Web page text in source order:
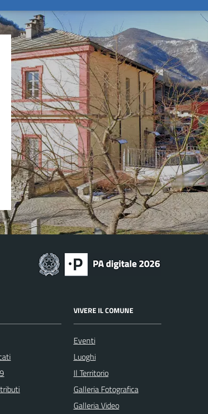
VIVERE IL COMUNE
Eventi
Luoghi
Il Territorio
Galleria Fotografica
Galleria Video